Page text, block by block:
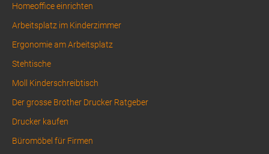
Homeoffice einrichten
Arbeitsplatz im Kinderzimmer
Ergonomie am Arbeitsplatz
Stehtische
Moll Kinderschreibtisch
Der grosse Brother Drucker Ratgeber
Drucker kaufen
Büromöbel für Firmen